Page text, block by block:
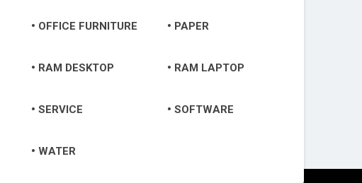
OFFICE FURNITURE PAPER
RAM DESKTOP RAM LAPTOP
SERVICE SOFTWARE
WATER